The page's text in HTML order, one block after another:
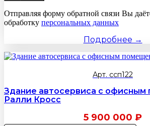
Отправляя форму обратной связи Вы
обработку персональных данных
Подробнее →
Арт. ссп122
Здание автосервиса с
Ралли Кросс
5 900 000 ₽